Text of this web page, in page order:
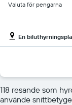
Valuta för pengarna
En
118 resande som
använde